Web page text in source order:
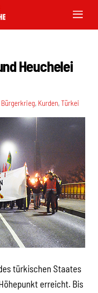
Heuchelei
Bürgerkrieg, Kurden,Türkei
türkischen Staates
erreicht. Bis